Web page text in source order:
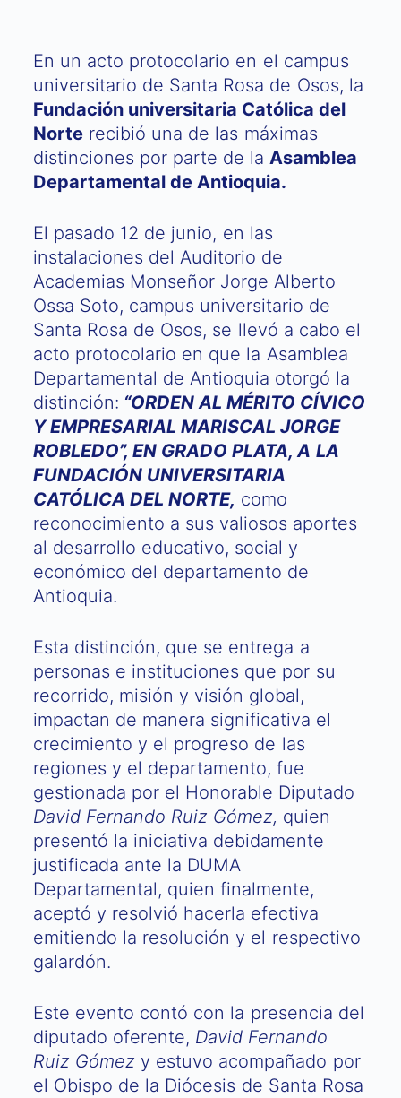
En un acto protocolario en el campus
universitario de Santa Rosa de Osos, la
Fundación universitaria Católica del
Norterecibió una de las máximas
distinciones por parte de la Asamblea
Departamental de Antioquia.
El pasado 12 de junio, en las
instalaciones del Auditorio de
Academias Monseñor Jorge Alberto
Ossa Soto, campus universitario de
Santa Rosa de Osos, se llevó a cabo el
acto protocolario en que la Asamblea
Departamental de Antioquia otorgó la
distinción: “ORDEN AL MÉRITO CÍVICO
Y EMPRESARIAL MARISCAL JORGE
ROBLEDO”, EN GRADO PLATA, A LA
FUNDACIÓN UNIVERSITARIA
CATÓLICA DEL NORTE, como
reconocimiento a sus valiosos aportes
al desarrollo educativo, social y
económico del departamento de
Antioquia.
Esta distinción, que se entrega a
personas e instituciones que por su
recorrido, misión y visión global,
impactan de manera significativa el
crecimiento y el progreso de las
regiones y el departamento, fue
gestionada por el Honorable Diputado
David Fernando Ruiz Gómez, quien
presentó la iniciativa debidamente
justificada ante la DUMA
Departamental, quien finalmente,
aceptó y resolvió hacerla efectiva
emitiendo la resolución y el respectivo
galardón.
Este evento contó con la presencia del
diputado oferente, David Fernando
Ruiz Gómez y estuvo acompañado por
el Obispo de la Diócesis de Santa Rosa